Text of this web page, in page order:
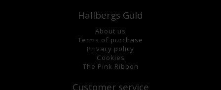
Hallbergs Guld
About us
Terms of purchase
Privacy policy
Cookies
The Pink Ribbon
Customer service